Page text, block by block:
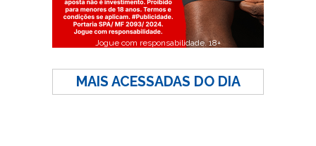
Jogue com responsabilidade. 18+
MAIS ACESSADAS DO DIA